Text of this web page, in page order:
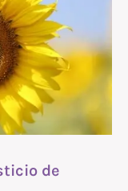
de